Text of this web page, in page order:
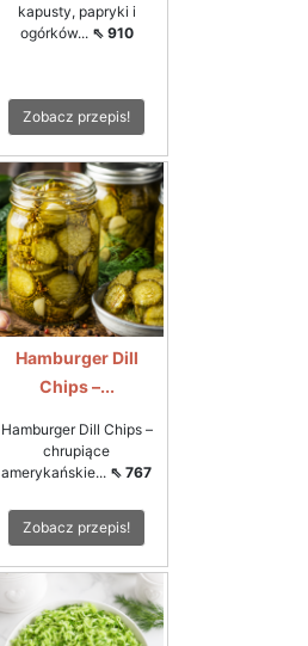
kapusty, papryki i
ogórków... ⇖ 910
Zobacz przepis!
Hamburger Dill
Chips –...
Hamburger Dill Chips –
chrupiące
amerykańskie... ⇖ 767
Zobacz przepis!